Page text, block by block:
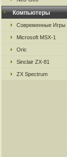
Компьютеры
Современные Игры
Microsoft MSX-1
Oric
Sinclair ZX-81
ZX Spectrum